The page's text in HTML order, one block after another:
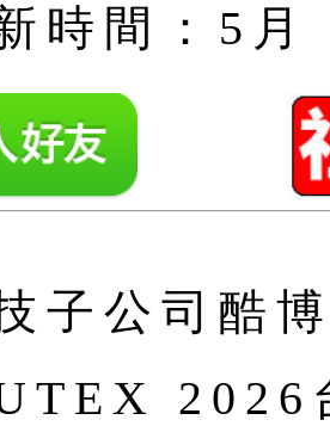
時間：5
子公司酷
2026